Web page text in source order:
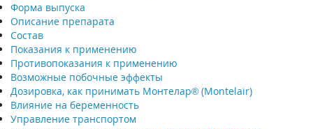
Форма выпуска
Описание препарата
Состав
Показания к применению
Противопоказания к применению
Возможные побочные эффекты
Дозировка, как принимать Монтелар® (Montelair)
Влияние на беременность
Управление транспортом